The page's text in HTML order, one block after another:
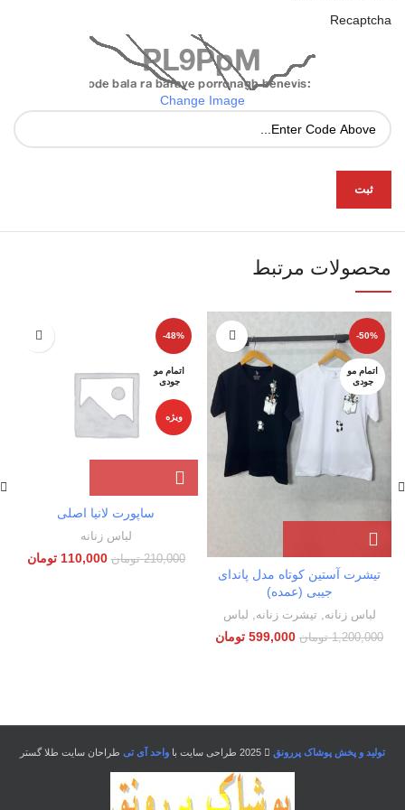
Recaptcha
Change Image
محصولات مرتبط
-50%
اتمام مو
جودی
تیشرت آستین کوتاه مدل پاندای
جیبی (عمده)
لباس زنانه تیشرت زنانه لباس
1,200,000 تومان 599,000 تومان
-48%
اتمام مو
جودی
ویژه
ساپورت لانیا اصلی
لباس زنانه
210,000 تومان 110,000 تومان
تولید و پخش پوشاک پررونق واحد آی تی طراحان سایت طلا گستر